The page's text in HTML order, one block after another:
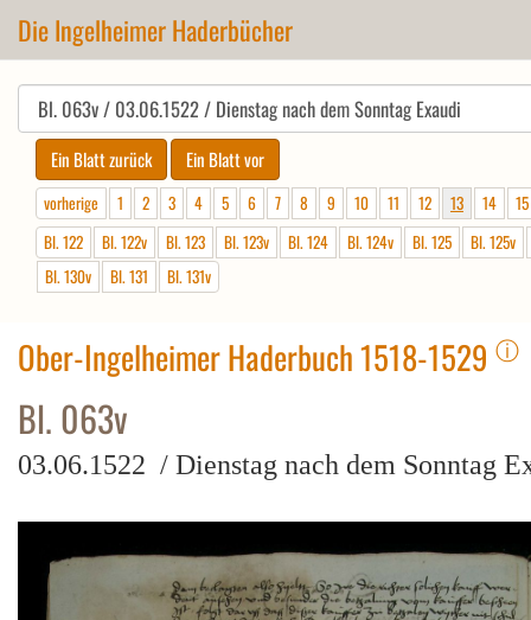
Die Ingelheimer Haderbücher
vorherige 1 2 3 4 5 6 7 8 9 10 11 12 13 14
15
Bl. 122
Bl. 122v Bl. 123 Bl. 123v Bl. 124 Bl. 124v Bl. 125
Bl. 125v
Bl. 130v
Bl. 131 Bl. 131v
Ober-Ingelheimer Haderbuch 1518-1529 ⓘ
Bl. 063v
03.06.1522 / Dienstag nach dem Sonntag